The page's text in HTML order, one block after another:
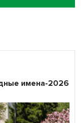
имена-2026